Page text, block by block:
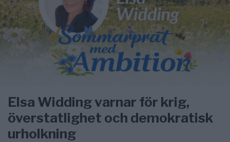
Elsa Widding varnar för krig,
överstatlighet och demokratisk
urholkning